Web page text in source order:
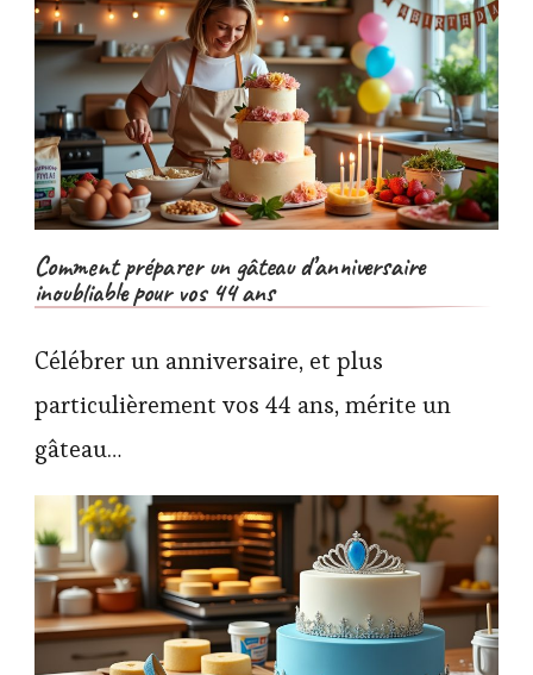
Comment préparer un gâteau d’anniversaire
inoubliable pour vos 44 ans
Célébrer un anniversaire, et plus
particulièrement vos 44 ans, mérite un
gâteau…